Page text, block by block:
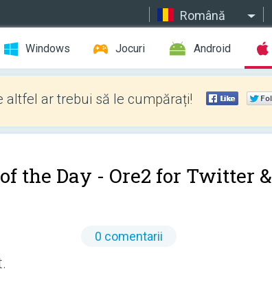
Română
Windows Jocuri Android
altfel ar trebui să le cumpărați!
the Day - Ore2 for Twitter &
0 comentarii